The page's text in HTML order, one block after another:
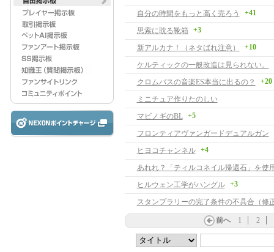
自分の時間をもっと高く売ろう +41
思索に耽る靴箱 +3
新アルカナ！（ネタばれ注意） +10
ケルティックの一般改造は見られない。
クロムバスの音楽ES本当に出るの？ +20
ミニチュア作りたのしい
マビノギのBL
+5
フロンティアヴァンガードデュアルガン
ヒヨコチャンネル +4
あれれ？「ティルコネイル帰還石」を使
ヒルウェン工学がハングル
+3
前へ 1 2